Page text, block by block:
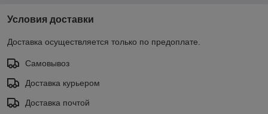
Условия доставки
Доставка осуществляется только по предоплате.
Самовывоз
Доставка курьером
Доставка почтой